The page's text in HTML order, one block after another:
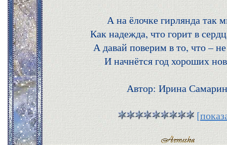
А на ёлочке гирлянда так
Как надежда, что горит в
А давай поверим в то, что –
И начнётся год хороших
Автор: Ирина